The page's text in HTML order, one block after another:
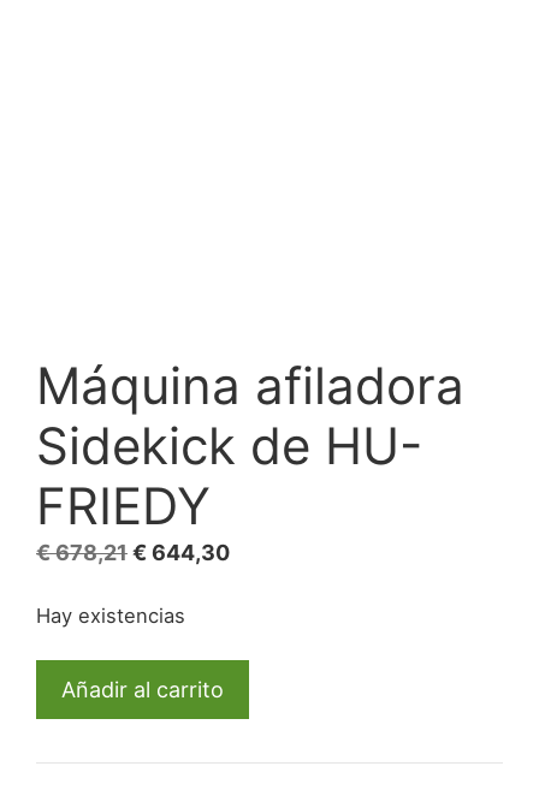
Máquina afiladora
Sidekick de HU-
FRIEDY
€678,21El
original
€ 678,21.
€ 644,30El
Hay existencias
Máquina
afiladora
de
Añadir al carrito